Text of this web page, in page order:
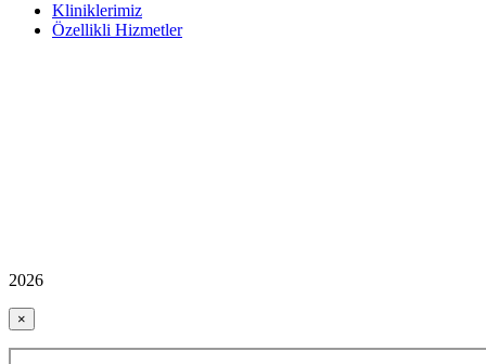
Kliniklerimiz
Özellikli Hizmetler
2026
×